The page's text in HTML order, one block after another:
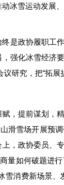
冰雪运动发展
是政协履职工
强化冰雪经济
研究，把“拓
赋，提前谋划，
滑雪场开展预
，政协委员、
量如何破题进
雪消费新场景